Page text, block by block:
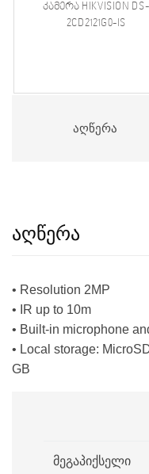
კამერა HIKVISION DS-
2CD2121G0-IS
ᲐᲦᲬᲔᲠᲐ
აღწერა
• Resolution 2MP
• IR up to 10m
• Built-in microphone
• Local storage:
GB
მეგაპიქსელი